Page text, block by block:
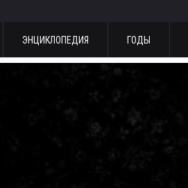
ЭНЦИКЛОПЕДИЯ ГОДЫ